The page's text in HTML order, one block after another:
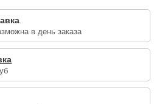
в день заказа